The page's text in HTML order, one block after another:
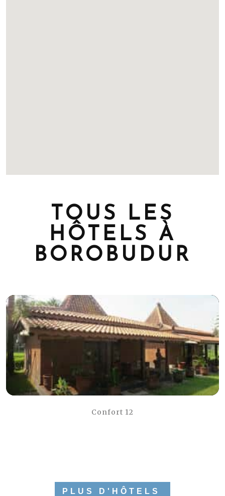
TOUS LES
HÔTELS À
BOROBUDUR
Confort 12
PLUS D'HÔTELS